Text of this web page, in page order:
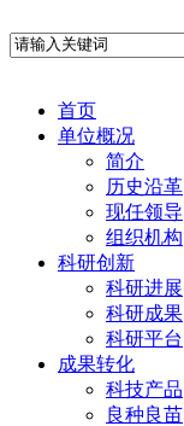
首页
单位概况
简介
历史沿革
现任领导
组织机构
科研创新
科研进展
科研成果
科研平台
成果转化
科技产品
良种良苗